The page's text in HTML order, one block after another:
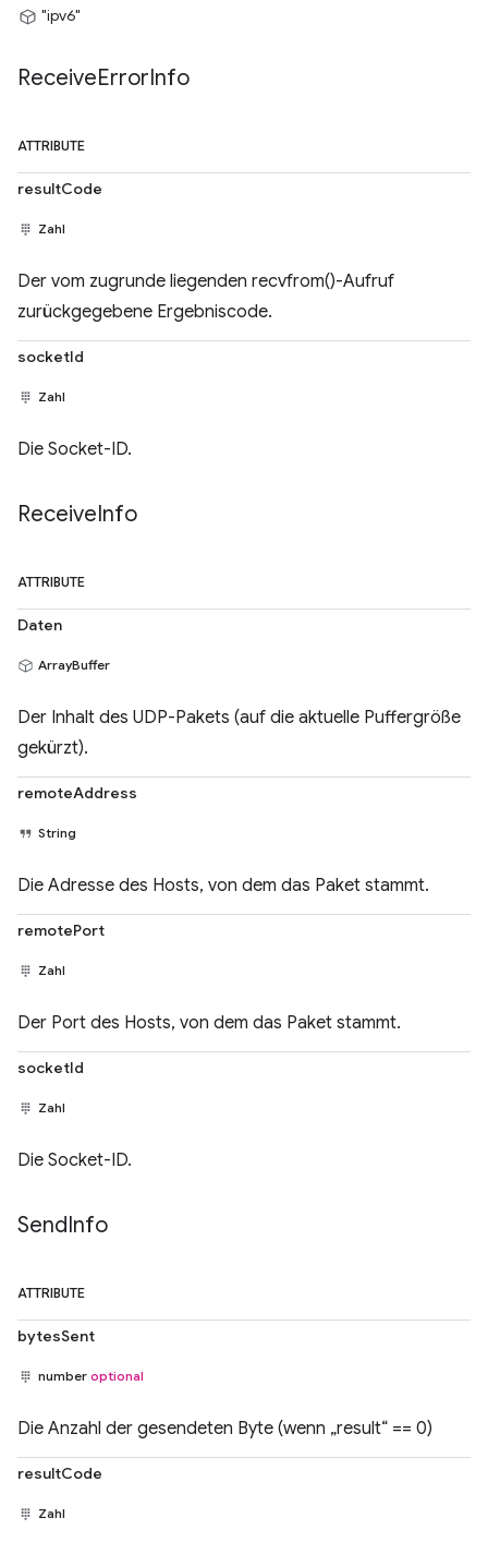
"ipv6"
ReceiveErrorInfo
ATTRIBUTE
resultCode
Zahl
Der vom zugrunde liegenden recvfrom()-Aufruf
zurückgegebene Ergebniscode.
socketId
Zahl
Die Socket-ID.
ReceiveInfo
ATTRIBUTE
Daten
ArrayBuffer
Der Inhalt des UDP-Pakets (auf die aktuelle Puffergröße
gekürzt).
remoteAddress
String
Die Adresse des Hosts, von dem das Paket stammt.
remotePort
Zahl
Der Port des Hosts, von dem das Paket stammt.
socketId
Zahl
Die Socket-ID.
SendInfo
ATTRIBUTE
bytesSent
number optional
Die Anzahl der gesendeten Byte (wenn „result“ == 0)
resultCode
Zahl